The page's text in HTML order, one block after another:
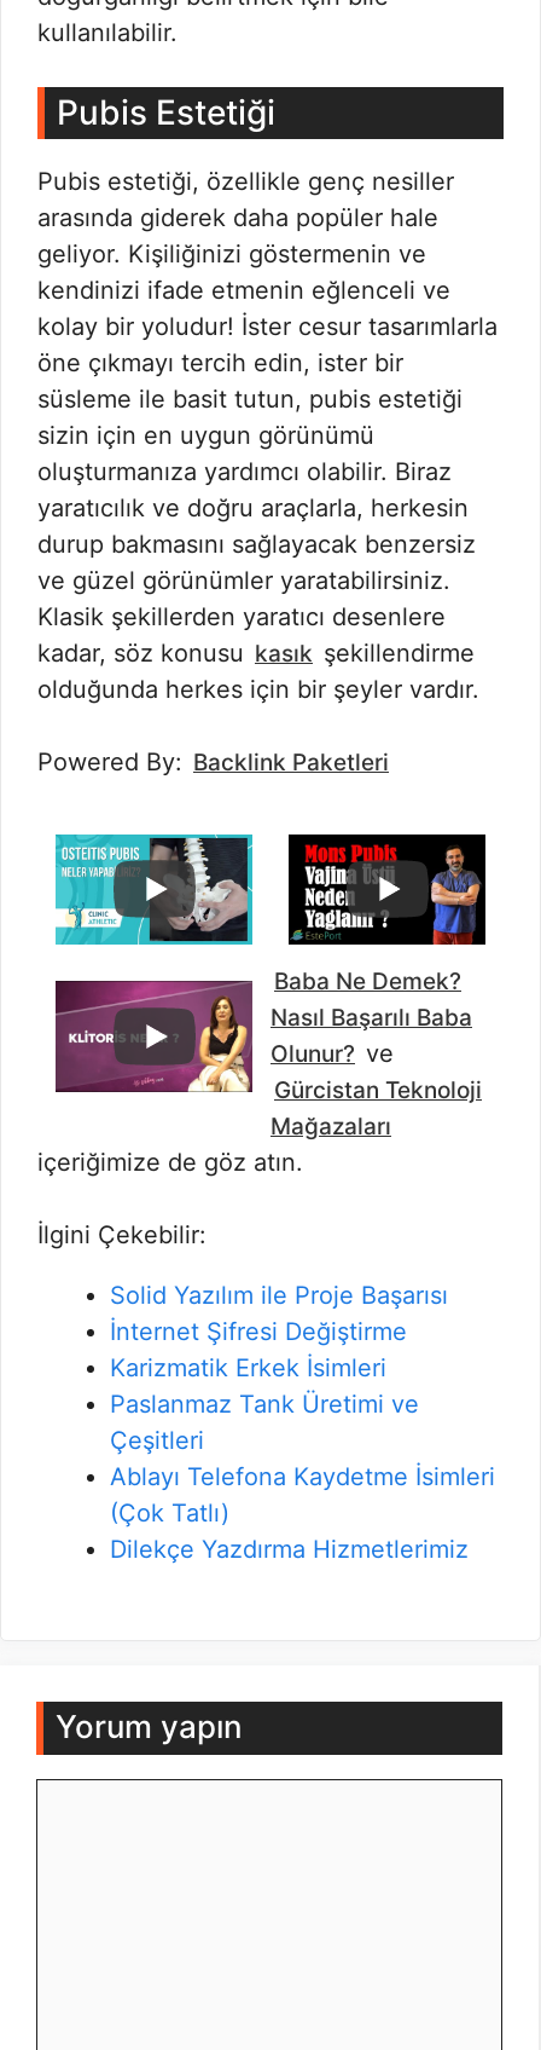
kullanılabilir.
Pubis Estetiği
Pubis estetiği, özellikle genç nesiller
arasında giderek daha popüler hale
geliyor. Kişiliğinizi göstermenin ve
kendinizi ifade etmenin eğlenceli ve
kolay bir yoludur! İster cesur tasarımlarla
öne çıkmayı tercih edin, ister bir
süsleme ile basit tutun, pubis estetiği
sizin için en uygun görünümü
oluşturmanıza yardımcı olabilir. Biraz
yaratıcılık ve doğru araçlarla, herkesin
durup bakmasını sağlayacak benzersiz
ve güzel görünümler yaratabilirsiniz.
Klasik şekillerden yaratıcı desenlere
kadar, söz konusu kasık şekillendirme
olduğunda herkes için bir şeyler vardır.
Powered By: Backlink Paketleri
Baba Ne Demek?
Nasıl Başarılı Baba
Olunur? ve
Gürcistan Teknoloji
Mağazaları
içeriğimize de göz atın.
İlgini Çekebilir:
Solid Yazılım ile Proje Başarısı
İnternet Şifresi Değiştirme
Karizmatik Erkek İsimleri
Paslanmaz Tank Üretimi ve
Çeşitleri
Ablayı Telefona Kaydetme İsimleri
(Çok Tatlı)
Dilekçe Yazdırma Hizmetlerimiz
Yorum yapın